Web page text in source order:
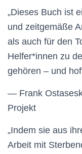
„Dieses Buch ist
und zeitgemäße
als auch für den
Helfer*innen zu
gehören – und
— Frank
Projekt
„Indem sie aus
Arbeit mit